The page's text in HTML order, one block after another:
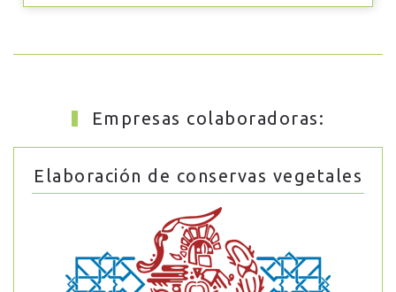
Empresas colaboradoras:
Elaboración de conservas vegetales